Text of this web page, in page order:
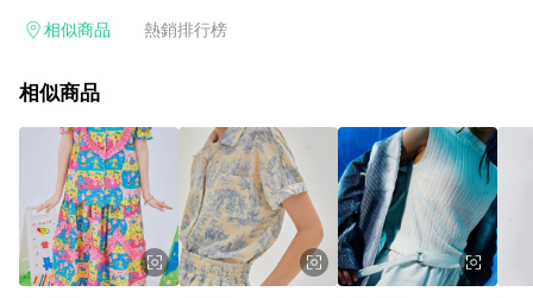
相似商品 熱銷排行榜
相似商品